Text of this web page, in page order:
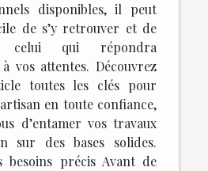
disponibles, il peut
de s’y retrouver et de
celui qui répondra
vos attentes. Découvrez
toutes les clés pour
en toute confiance,
d’entamer vos travaux
sur des bases solides.
besoins précis Avant de